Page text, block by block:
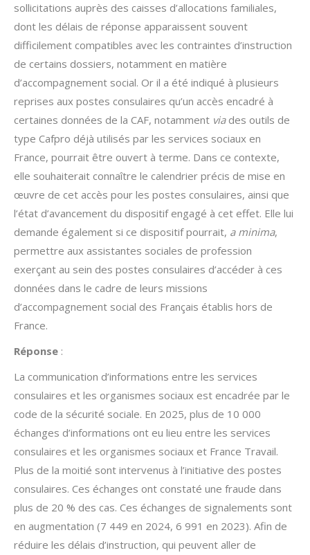
sollicitations auprès des caisses d’allocations familiales,
dont les délais de réponse apparaissent souvent
difficilement compatibles avec les contraintes d’instruction
de certains dossiers, notamment en matière
d’accompagnement social. Or il a été indiqué à plusieurs
reprises aux postes consulaires qu’un accès encadré à
certaines données de la CAF, notamment viades outils de
type Cafpro déjà utilisés par les services sociaux en
France, pourrait être ouvert à terme. Dans ce contexte,
elle souhaiterait connaître le calendrier précis de mise en
œuvre de cet accès pour les postes consulaires, ainsi que
l’état d’avancement du dispositif engagé à cet effet. Elle lui
demande également si ce dispositif pourrait, a minima,
permettre aux assistantes sociales de profession
exerçant au sein des postes consulaires d’accéder à ces
données dans le cadre de leurs missions
d’accompagnement social des Français établis hors de
France.
Réponse :
La communication d’informations entre les services
consulaires et les organismes sociaux est encadrée par le
code de la sécurité sociale. En 2025, plus de 10 000
échanges d’informations ont eu lieu entre les services
consulaires et les organismes sociaux et France Travail.
Plus de la moitié sont intervenus à l’initiative des postes
consulaires. Ces échanges ont constaté une fraude dans
plus de 20 % des cas. Ces échanges de signalements sont
en augmentation (7 449 en 2024, 6 991 en 2023). Afin de
réduire les délais d’instruction, qui peuvent aller de